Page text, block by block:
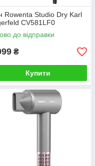
Rowenta Studio Dry Karl
CV581LF0
до відправки
₴
Купити